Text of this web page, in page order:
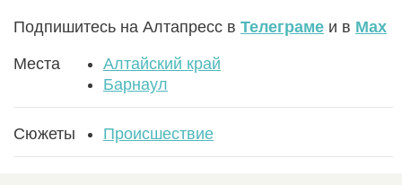
Подпишитесь на Алтапресс в Телеграме и в Max
Места
Алтайский край
Барнаул
Сюжеты Происшествие